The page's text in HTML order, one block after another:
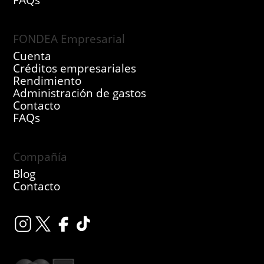
FONDEA Empresarial
Cuenta
Créditos empresariales
Rendimiento
Administración de gastos
Contacto
FAQs
Compañía
Blog
Contacto